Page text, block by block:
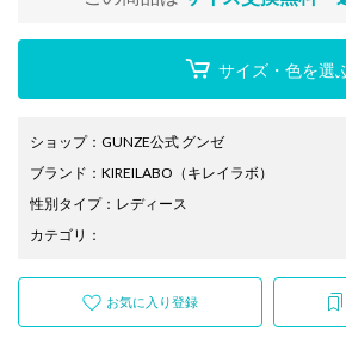
サイズ・色を選
ショップ： GUNZE公式 グンゼ
ブランド ： KIREILABO （キレイラボ）
性別タイプ： レディース
カテゴリ ：
お気に入り登録